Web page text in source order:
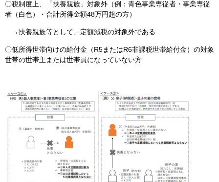
〇税制度上、「扶養親族」対象外（例：青色事業専従者・事業専従
者（白色）・合計所得金額48万円超の方）
→扶養親族等として、定額減税の対象外である
〇低所得世帯向けの給付金（R5またはR6非課税世帯給付金）の対象
世帯の世帯主または世帯員になっていない方